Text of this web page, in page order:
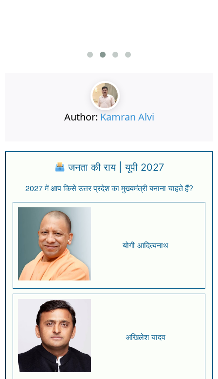
Author: Kamran Alvi
जनता की राय | यूपी 2027
2027 में आप किसे उत्तर प्रदेश का मुख्यमंत्री बनाना चाहते हैं?
योगी आदित्यनाथ
अखिलेश यादव